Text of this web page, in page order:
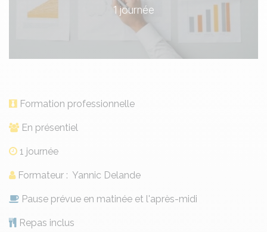
1 journée
Formation professionnelle
En présentiel
1 journée
Formateur : Yannic Delande
Pause prévue en matinée et l'après-midi
Repas inclus